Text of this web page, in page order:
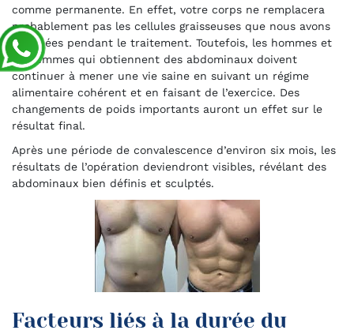
comme permanente. En effet, votre corps ne remplacera
probablement pas les cellules graisseuses que nous avons
éliminées pendant le traitement. Toutefois, les hommes et
les femmes qui obtiennent des abdominaux doivent
continuer à mener une vie saine en suivant un régime
alimentaire cohérent et en faisant de l’exercice. Des
changements de poids importants auront un effet sur le
résultat final.
Après une période de convalescence d’environ six mois, les
résultats de l’opération deviendront visibles, révélant des
abdominaux bien définis et sculptés.
Facteurs liés à la durée du